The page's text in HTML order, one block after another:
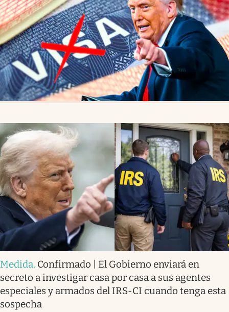
Medida. Confirmado | El Gobierno enviará en
secreto a investigar casa por casa a sus agentes
especiales y armados del IRS-CI cuando tenga esta
sospecha